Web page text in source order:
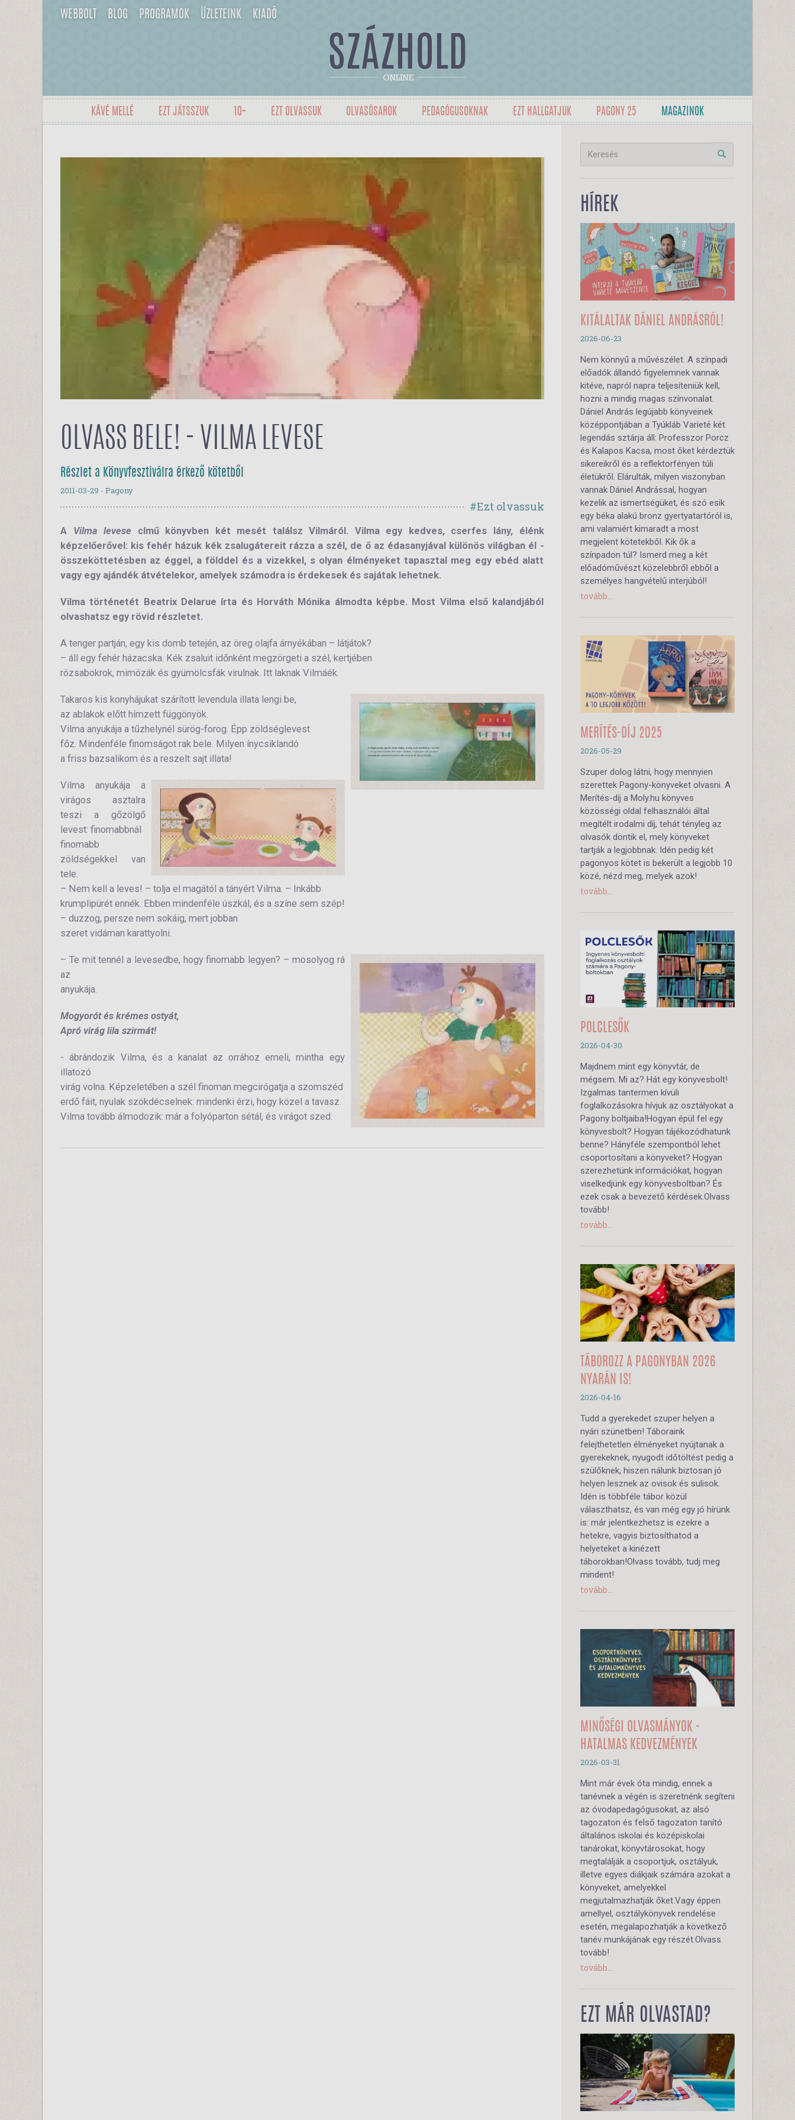
WEBBOLT BLOG PROGRAMOK ÜZLETEINK KIADÓ
KÁVÉ MELLÉ EZT JÁTSSZUK 10+ EZT OLVASSUK OLVASÓSAROK PEDAGÓGUSOKNAK EZT HALLGATJUK PAGONY 25 MAGAZINOK
OLVASS BELE! - VILMA LEVESE
Részlet a Könyvfesztiválra érkező kötetből
2011-03-29 - Pagony
#Ezt olvassuk
A Vilma levese című könyvben két mesét találsz Vilmáról. Vilma egy kedves, cserfes lány, élénk
képzelőerővel: kis fehér házuk kék zsalugátereit rázza a szél, de ő az édasanyjával különös világban él -
összeköttetésben az éggel, a földdel és a vizekkel, s olyan élményeket tapasztal meg egy ebéd alatt
vagy egy ajándék átvételekor, amelyek számodra is érdekesek és sajátak lehetnek.
Vilma történetét Beatrix Delarue írta és Horváth Mónika álmodta képbe. Most Vilma első kalandjából
olvashatsz egy rövid részletet.
A tenger partján, egy kis domb tetején, az öreg olajfa árnyékában – látjátok?
– áll egy fehér házacska. Kék zsaluit időnként megzörgeti a szél, kertjében
rózsabokrok, mimózák és gyümölcsfák virulnak. Itt laknak Vilmáék.
Takaros kis konyhájukat szárított levendula illata lengi be,
az ablakok előtt hímzett függönyök.
Vilma anyukája a tűzhelynél sürög-forog. Épp zöldséglevest
főz. Mindenféle finomságot rak bele. Milyen ínycsiklandó
a friss bazsalikom és a reszelt sajt illata!
Vilma anyukája a
virágos asztalra
teszi a gőzölgő
levest: finomabbnál
finomabb
zöldségekkel van
tele.
– Nem kell a leves! – tolja el magától a tányért Vilma. – Inkább
krumplipürét ennék. Ebben mindenféle úszkál, és a színe sem szép!
– duzzog, persze nem sokáig, mert jobban
szeret vidáman karattyolni.
– Te mit tennél a levesedbe, hogy finomabb legyen? – mosolyog rá
az
anyukája.
Mogyorót és krémes ostyát,
Apró virág lila szirmát!
- ábrándozik Vilma, és a kanalat az orrához emeli, mintha egy
illatozó
virág volna. Képzeletében a szél finoman megcirógatja a szomszéd
erdő fáit, nyulak szökdécselnek: mindenki érzi, hogy közel a tavasz.
Vilma tovább álmodozik: már a folyóparton sétál, és virágot szed.
HÍREK
KITÁLALTAK DÁNIEL ANDRÁSRÓL!
2026-06-23
Nem könnyű a művészélet. A színpadi
előadók állandó figyelemnek vannak
kitéve, napról napra teljesíteniük kell,
hozni a mindig magas színvonalat.
Dániel András legújabb könyveinek
középpontjában a Tyúkláb Varieté két
legendás sztárja áll: Professzor Porcz
és Kalapos Kacsa, most őket kérdeztük
sikereikről és a reflektorfényen túli
életükről. Elárulták, milyen viszonyban
vannak Dániel Andrással, hogyan
kezelik az ismertségüket, és szó esik
egy béka alakú bronz gyertyatartóról is,
ami valamiért kimaradt a most
megjelent kötetekből. Kik ők a
színpadon túl? Ismerd meg a két
előadóművészt közelebbről ebből a
személyes hangvételű interjúból!
tovább...
MERÍTÉS-DÍJ 2025
2026-05-29
Szuper dolog látni, hogy mennyien
szerettek Pagony-könyveket olvasni. A
Merítés-díj a Moly.hu könyves
közösségi oldal felhasználói által
megítélt irodalmi díj, tehát tényleg az
olvasók döntik el, mely könyveket
tartják a legjobbnak. Idén pedig két
pagonyos kötet is bekerült a legjobb 10
közé, nézd meg, melyek azok!
tovább...
POLCLESŐK
2026-04-30
Majdnem mint egy könyvtár, de
mégsem. Mi az? Hát egy könyvesbolt!
Izgalmas tantermen kívüli
foglalkozásokra hívjuk az osztályokat a
Pagony boltjaiba!Hogyan épül fel egy
könyvesbolt? Hogyan tájékozódhatunk
benne? Hányféle szempontból lehet
csoportosítani a könyveket? Hogyan
szerezhetünk információkat, hogyan
viselkedjünk egy könyvesboltban? És
ezek csak a bevezető kérdések.Olvass
tovább!
tovább...
TÁBOROZZ A PAGONYBAN 2026
NYARÁN IS!
2026-04-16
Tudd a gyerekedet szuper helyen a
nyári szünetben! Táboraink
felejthetetlen élményeket nyújtanak a
gyerekeknek, nyugodt időtöltést pedig a
szülőknek, hiszen nálunk biztosan jó
helyen lesznek az ovisok és sulisok.
Idén is többféle tábor közül
választhatsz, és van még egy jó hírünk
is: már jelentkezhetsz is ezekre a
hetekre, vagyis biztosíthatod a
helyeteket a kinézett
táborokban!Olvass tovább, tudj meg
mindent!
tovább...
MINŐSÉGI OLVASMÁNYOK -
HATALMAS KEDVEZMÉNYEK
2026-03-31
Mint már évek óta mindig, ennek a
tanévnek a végén is szeretnénk segíteni
az óvodapedagógusokat, az alsó
tagozaton és felső tagozaton tanító
általános iskolai és középiskolai
tanárokat, könyvtárosokat, hogy
megtalálják a csoportjuk, osztályuk,
illetve egyes diákjaik számára azokat a
könyveket, amelyekkel
megjutalmazhatják őket.Vagy éppen
amellyel, osztálykönyvek rendelése
esetén, megalapozhatják a következő
tanév munkájának egy részét.Olvass
tovább!
tovább...
EZT MÁR OLVASTAD?